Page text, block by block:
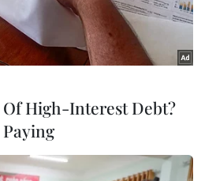
High-Interest Debt?
Paying